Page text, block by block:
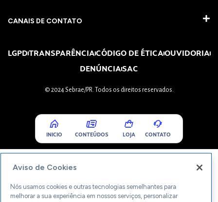
CANAIS DE CONTATO
LGPDTRANSPARÊNCIACÓDIGO DE ÉTICAOUVIDORIA
DENÚNCIASAC
© 2024 Sebrae/PR. Todos os direitos reservados.
INICIO CONTEÚDOS LOJA CONTATO
Aviso de Cookies
Nós usamos cookies e outras tecnologias semelhantes para
melhorar a sua experiência em nossos serviços, personalizar